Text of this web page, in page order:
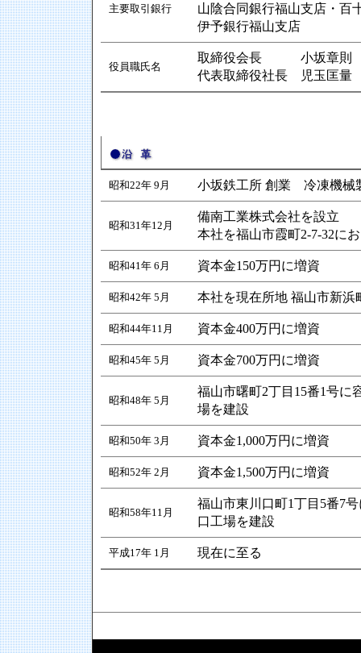
主要取引銀行
山陰合同銀行福山支店・百
伊予銀行福山支店
役員職氏名
取締役会長 小坂章則
代表取締役社長 児玉匡量
昭和22年 9月 小坂鉄工所 創業 冷凍機械
昭和31年12月
備南工業株式会社を設立
本社を福山市霞町2-7-32に
昭和41年 6月 資本金150万円に増資
昭和42年 5月 本社を現在所地 福山市新浜
昭和44年11月 資本金400万円に増資
昭和45年 5月 資本金700万円に増資
昭和48年 5月
福山市曙町2丁目15番1号に
場を建設
昭和50年 3月 資本金1,000万円に増資
昭和52年 2月 資本金1,500万円に増資
昭和58年11月
福山市東川口町1丁目5番7
口工場を建設
平成17年 1月 現在に至る